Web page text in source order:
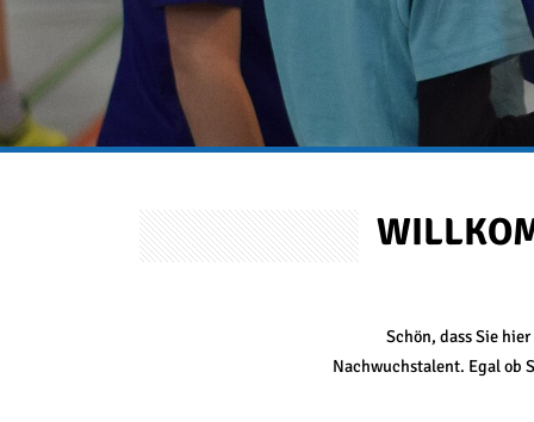
Schön, dass Sie
Nachwuchstalent. Egal ob